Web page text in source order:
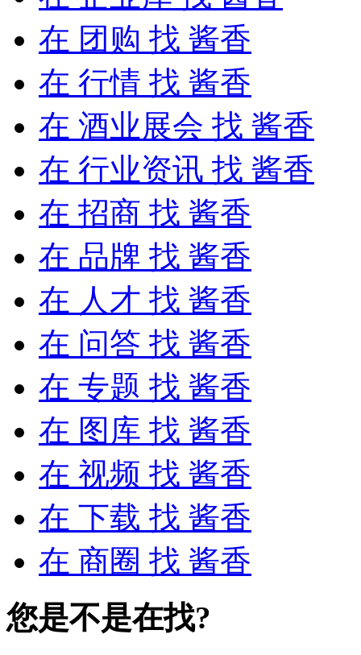
在 团购 找 酱香
在 行情 找 酱香
在 酒业展会 找 酱香
在 行业资讯 找 酱香
在 招商 找 酱香
在 品牌 找 酱香
在 人才 找 酱香
在 问答 找 酱香
在 专题 找 酱香
在 图库 找 酱香
在 视频 找 酱香
在 下载 找 酱香
在 商圈 找 酱香
您是不是在找?